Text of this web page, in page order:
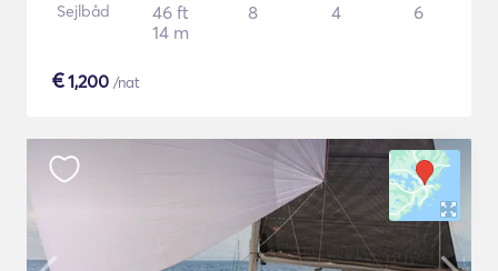
Sejlbåd
46 ft
14 m
8 4 6
€1,200 /nat